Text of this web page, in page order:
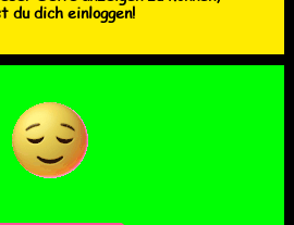
du dich einloggen!